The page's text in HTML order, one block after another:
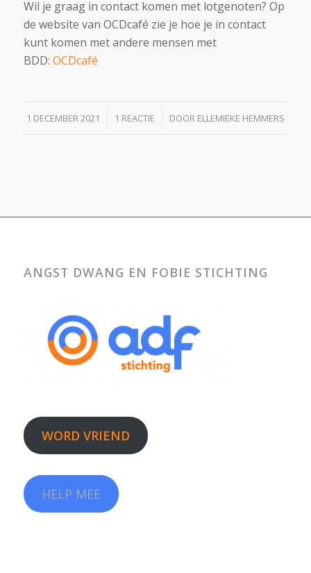
Wil je graag in contact komen met lotgenoten? Op
de website van OCDcafé zie je hoe je in contact
kunt komen met andere mensen met
BDD: OCDcafé
1 DECEMBER 2021
/ 1 REACTIE
/ DOOR ELLEMIEKE HEMMERS
ANGST DWANG EN FOBIE STICHTING
WORD VRIEND
HELP MEE